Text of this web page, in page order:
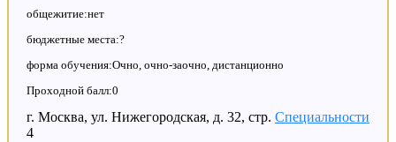
общежитие:нет
бюджетные места:?
форма обучения:Очно, очно-заочно, дистанционно
Проходной балл:0
Специальности
г. Москва, ул. Нижегородская, д. 32, стр.
4